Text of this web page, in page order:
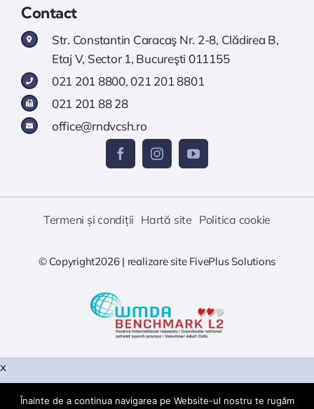
Contact
Str. Constantin Caracaş Nr. 2-8, Clădirea B,
Etaj V, Sector 1, Bucureşti 011155
021 201 8800, 021 201 8801
021 201 88 28
office@rndvcsh.ro
Termeni și condiții Hartă site Politica cookie
© Copyright2026 | realizare site FivePlus Solutions
Înainte de a continua navigarea pe Website-ul nostru te rugăm
x
Warning: PHP Startup: snuffleupagus: Unable to initialize